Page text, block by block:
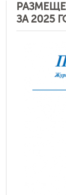
ЗА 2025